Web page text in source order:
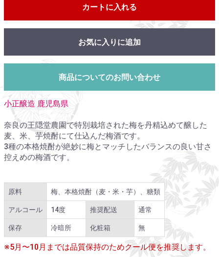
カートに入れる
お気に入りに追加
商品についてのお問い合わせ
小正醸造 鹿児島県
奈良の王隠堂農園で特別栽培された梅を丹精込めて醸した
麦、米、芋焼酎にて仕込んだ梅酒です。
3種の本格焼酎が絶妙に梅とマッチしたバランスの良い甘さ
控えめの梅酒です。
原料 梅、本格焼酎（麦・米・芋）、糖類
アルコール 14度 推奨配送 通常
保存 冷暗所 化粧箱 無
※5月〜10月までは品質保持のためクール便を推奨します。